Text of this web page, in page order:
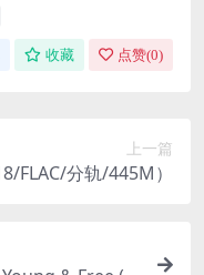
收藏 点赞(0)
上一篇
FLAC/分轨/445M）